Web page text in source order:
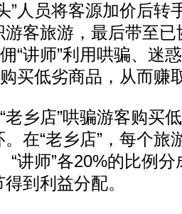
”人员将客源加价后转
游客旅游，最后带至已
佣“讲师”利用哄骗、迷
买低劣商品，从而赚
店”哄骗游客购买低
在“老乡店”，每个旅
“讲师”各20%的比例
到利益分配。